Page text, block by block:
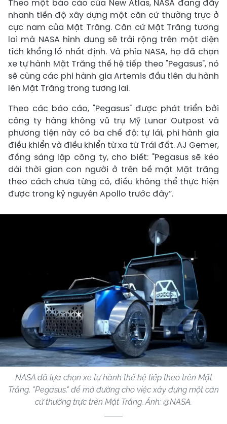
Theo một báo cáo của New Atlas, NASA đang đẩy
nhanh tiến độ xây dựng một căn cứ thường trực ở
cực nam của Mặt Trăng. Căn cứ Mặt Trăng tương
lai mà NASA hình dung sẽ trải rộng trên một diện
tích khổng lồ nhất định. Và phía NASA, họ đã chọn
xe tự hành Mặt Trăng thế hệ tiếp theo "Pegasus", nó
sẽ cùng các phi hành gia Artemis đầu tiên du hành
lên Mặt Trăng trong tương lai.
Theo các báo cáo, "Pegasus" được phát triển bởi
công ty hàng không vũ trụ Mỹ Lunar Outpost và
phương tiện này có ba chế độ: tự lái, phi hành gia
điều khiển và điều khiển từ xa từ Trái đất. AJ Gemer,
đồng sáng lập công ty, cho biết: "Pegasus sẽ kéo
dài thời gian con người ở trên bề mặt Mặt trăng
theo cách chưa từng có, điều không thể thực hiện
được trong kỷ nguyên Apollo trước đây”.
NASA đã lựa chọn xe tự hành thế hệ tiếp theo trên Mặt
Trăng, "Pegasus," để mở đường cho việc xây dựng một căn
cứ thường trực trên Mặt Trăng. Ảnh: @NASA.